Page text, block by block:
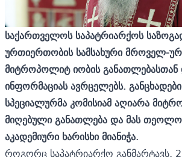
საქართველოს საპატრიარქოს
ურთიერთობის სამსახური მროველ-
მიტროპოლიტ იობის განათლებასთან
ინფორმაციას ავრცელებს.
სპეციალურმა კომისიამ აღიარა
მიღებული განათლება და მას
აკადემიური ხარისხი მიანიჭა.
როგორც საპატრიარქო განმარტავს,